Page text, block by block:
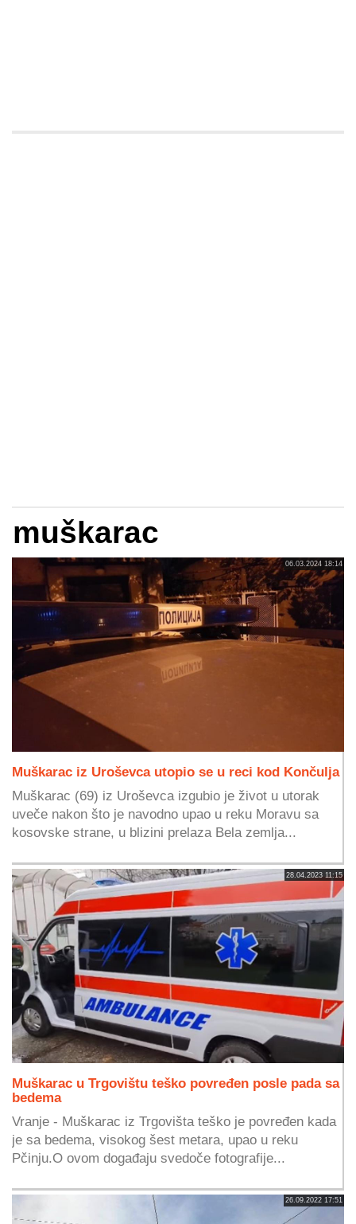
muškarac
06.03.2024 18:14
Muškarac iz Uroševca utopio se u reci kod Končulja
Muškarac (69) iz Uroševca izgubio je život u utorak
uveče nakon što je navodno upao u reku Moravu sa
kosovske strane, u blizini prelaza Bela zemlja...
28.04.2023 11:15
Muškarac u Trgovištu teško povređen posle pada sa
bedema
Vranje - Muškarac iz Trgovišta teško je povređen kada
je sa bedema, visokog šest metara, upao u reku
Pčinju.O ovom događaju svedoče fotografije...
26.09.2022 17:51